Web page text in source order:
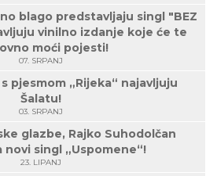
blago predstavljaju singl "BEZ
vinilno izdanje koje će te
moći pojesti!
07. SRPANJ
pjesmom „Rijeka“ najavljuju
Šalatu!
03. SRPANJ
glazbe, Rajko Suhodolčan
novi singl „Uspomene“!
23. LIPANJ